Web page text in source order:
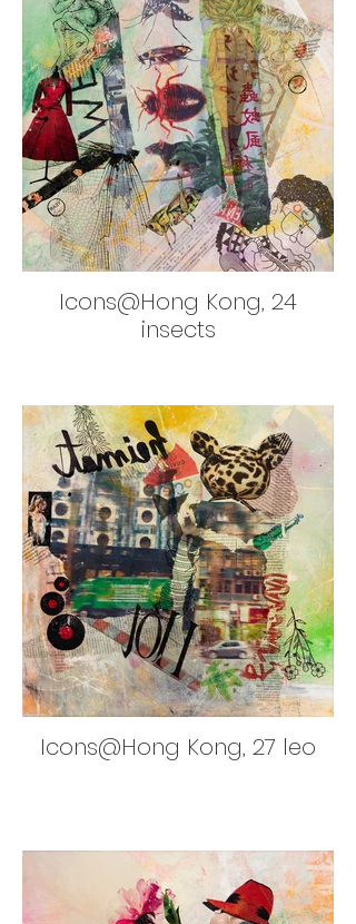
Icons@Hong Kong, 24
insects
Icons@Hong Kong, 27 leo